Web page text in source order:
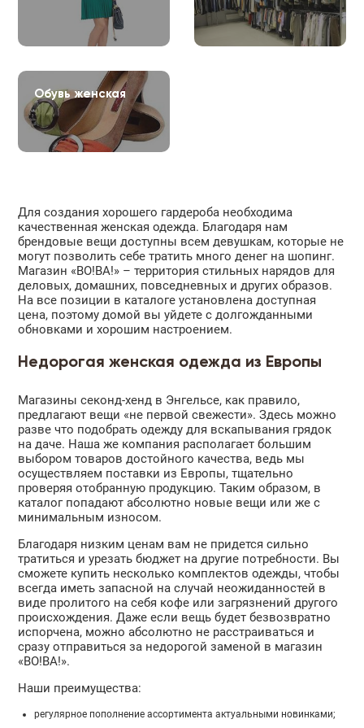
Обувь женская
Для создания хорошего гардероба необходима
качественная женская одежда. Благодаря нам
брендовые вещи доступны всем девушкам, которые не
могут позволить себе тратить много денег на шопинг.
Магазин «ВО!ВА!» – территория стильных нарядов для
деловых, домашних, повседневных и других образов.
На все позиции в каталоге установлена доступная
цена, поэтому домой вы уйдете с долгожданными
обновками и хорошим настроением.
Недорогая женская одежда из Европы
Магазины секонд-хенд в Энгельсе, как правило,
предлагают вещи «не первой свежести». Здесь можно
разве что подобрать одежду для вскапывания грядок
на даче. Наша же компания располагает большим
выбором товаров достойного качества, ведь мы
осуществляем поставки из Европы, тщательно
проверяя отобранную продукцию. Таким образом, в
каталог попадают абсолютно новые вещи или же с
минимальным износом.
Благодаря низким ценам вам не придется сильно
тратиться и урезать бюджет на другие потребности. Вы
сможете купить несколько комплектов одежды, чтобы
всегда иметь запасной на случай неожиданностей в
виде пролитого на себя кофе или загрязнений другого
происхождения. Даже если вещь будет безвозвратно
испорчена, можно абсолютно не расстраиваться и
сразу отправиться за недорогой заменой в магазин
«ВО!ВА!».
Наши преимущества:
регулярное пополнение ассортимента актуальными новинками;